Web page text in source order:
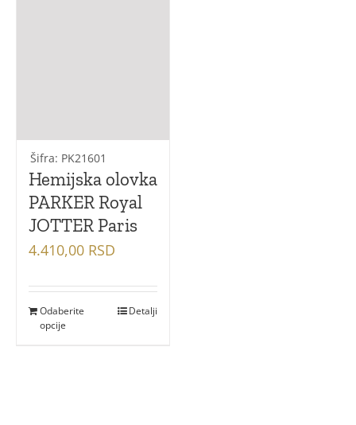
Šifra: PK21601
Hemijska olovka
PARKER Royal
JOTTER Paris
4.410,00 RSD
Odaberite
opcije
Detalji